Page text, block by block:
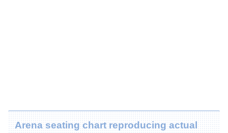
Arena seating chart reproducing actual